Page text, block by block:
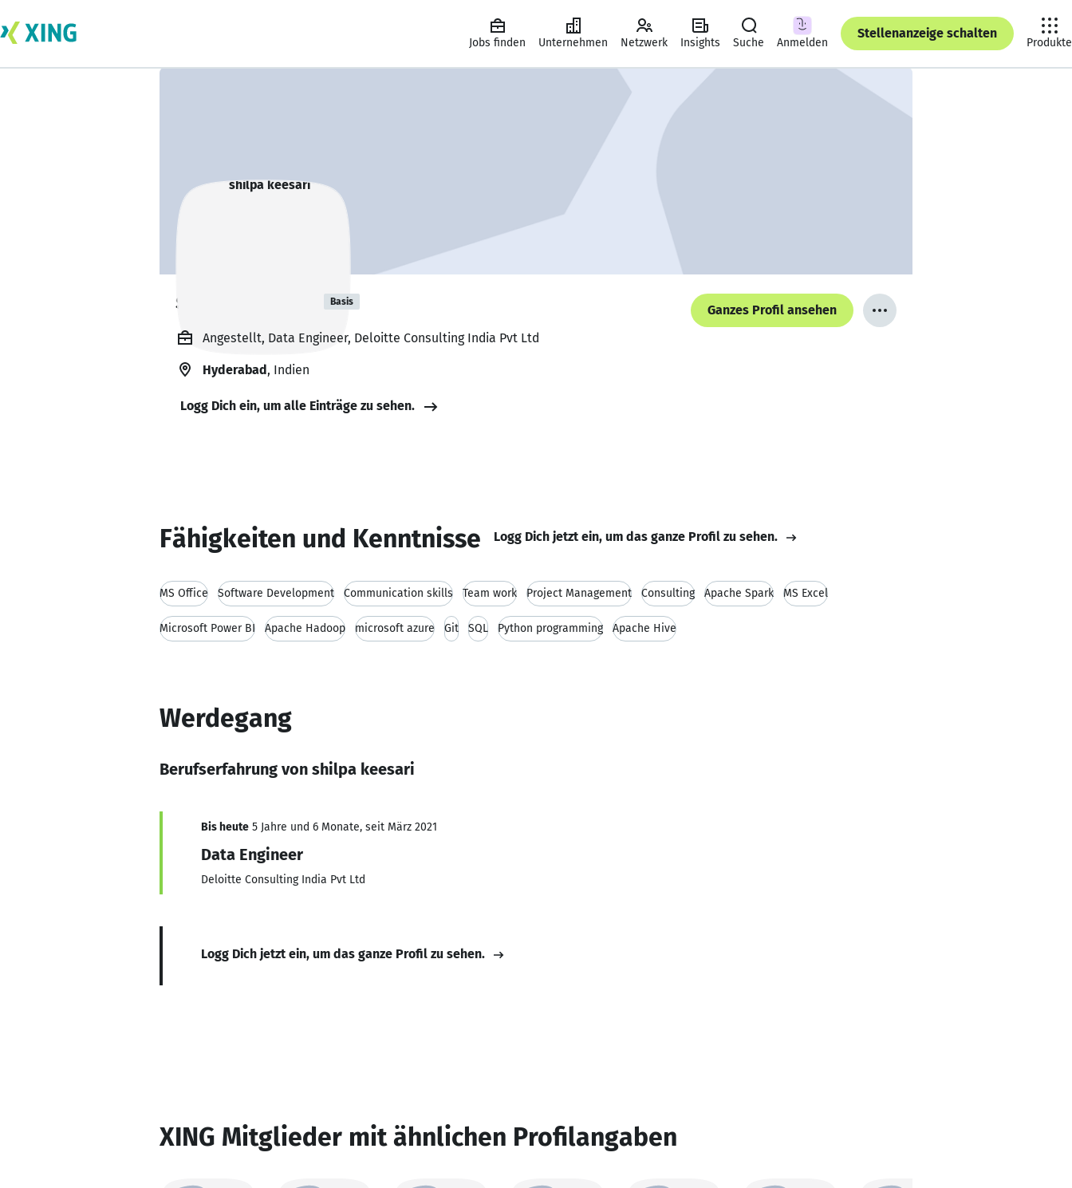
Jobs finden Unternehmen Netzwerk Insights Suche Anmelden
Stellenanzeige schalten
Produkte
shilpa keesari Basis
Ganzes Profil ansehen
Angestellt, Data Engineer, Deloitte Consulting India Pvt Ltd
Hyderabad, Indien
Logg Dich ein, um alle Einträge zu sehen.
Fähigkeiten und Kenntnisse Logg Dich jetzt ein, um das ganze Profil zu sehen.
MS Office Software Development Communication skills Team work Project Management Consulting Apache Spark MS Excel
Microsoft Power BI Apache Hadoop microsoft azure Git SQL Python programming Apache Hive
Werdegang
Berufserfahrung von shilpa keesari
Bis heute 5 Jahre und 6 Monate, seit März 2021
Data Engineer
Deloitte Consulting India Pvt Ltd
Logg Dich jetzt ein, um das ganze Profil zu sehen.
XING Mitglieder mit ähnlichen Profilangaben